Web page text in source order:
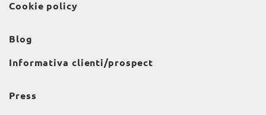
Cookie policy
Blog
Informativa clienti/prospect
Press